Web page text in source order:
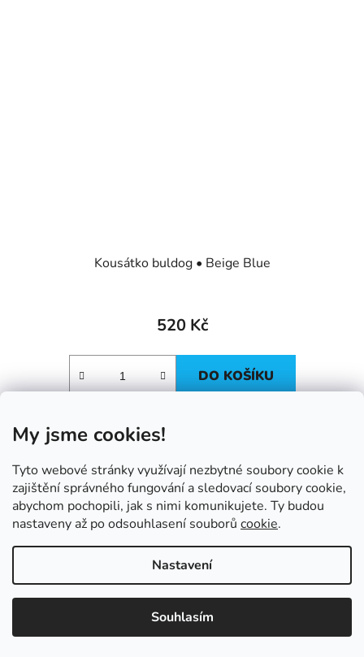
My jsme cookies!
Tyto webové stránky využívají nezbytné soubory cookie k
zajištění správného fungování a sledovací soubory cookie,
abychom pochopili, jak s nimi komunikujete. Ty budou
nastaveny až po odsouhlasení souborů cookie.
Nastavení
Souhlasím
Kousátko buldog • Beige Blue
520 Kč
DO KOŠÍKU
O
v
l
á
d
a
c
NAČÍST 24 DALŠÍCH
S
t
r
á
n
k
o
á
n
1 3
51položek celkem